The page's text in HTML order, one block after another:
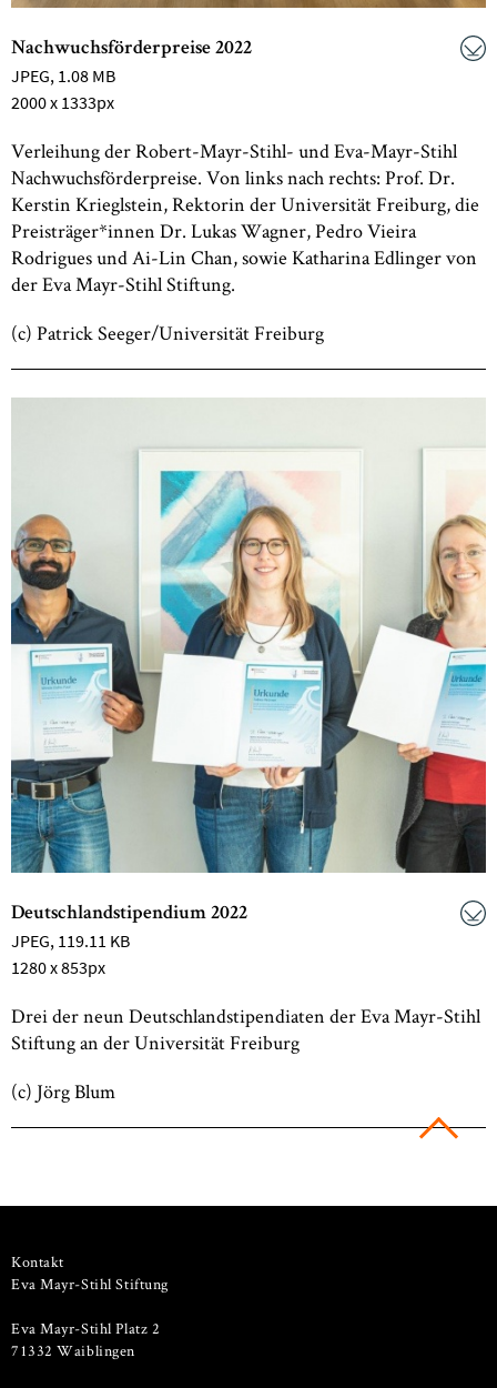
Nachwuchsförderpreise 2022
JPEG, 1.08 MB
2000 x 1333px
Verleihung der Robert-Mayr-Stihl- und Eva-Mayr-Stihl
Nachwuchsförderpreise. Von links nach rechts: Prof. Dr.
Kerstin Krieglstein, Rektorin der Universität Freiburg, die
Preisträger*innen Dr. Lukas Wagner, Pedro Vieira
Rodrigues und Ai-Lin Chan, sowie Katharina Edlinger von
der Eva Mayr-Stihl Stiftung.
(c) Patrick Seeger/Universität Freiburg
Deutschlandstipendium 2022
JPEG, 119.11 KB
1280 x 853px
Drei der neun Deutschlandstipendiaten der Eva Mayr-Stihl
Stiftung an der Universität Freiburg
(c) Jörg Blum
Kontakt
Eva Mayr-Stihl Stiftung
Eva Mayr-Stihl Platz 2
71332 Waiblingen